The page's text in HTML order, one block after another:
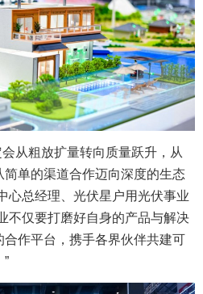
粗放扩量转向质量跃升，从
单的渠道合作迈向深度的生态
心总经理、光伏星户用光伏事业
不仅要打磨好自身的产品与解决
作平台，携手各界伙伴共建可